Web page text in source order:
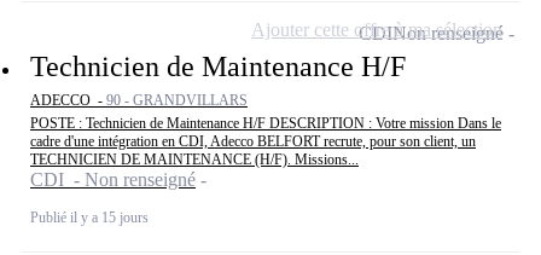
Technicien de Maintenance H/F
ADECCO - 90 - GRANDVILLARS
POSTE : Technicien de Maintenance H/F DESCRIPTION : Votre mission Dans le
cadre d'une intégration en CDI, Adecco BELFORT recrute, pour son client, un
TECHNICIEN DE MAINTENANCE (H/F). Missions...
CDI - Non renseigné
Publié il y a 15 jours
CDINon renseigné
Ajouter cette offre à ma sélection